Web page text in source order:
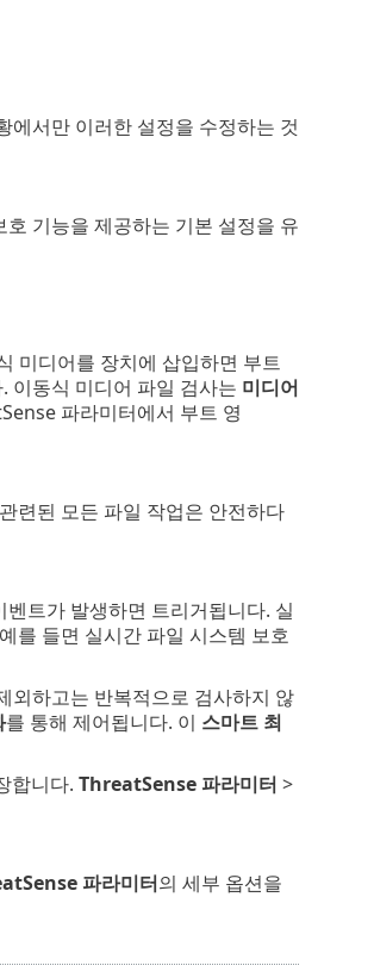
에서만 이러한 설정을 수정하는 것
기능을 제공하는 기본 설정을 유
미디어를 장치에 삽입하면 부트
이동식 미디어 파일 검사는 미디어
파라미터에서 부트 영
련된 모든 파일 작업은 안전하다
트가 발생하면 트리거됩니다. 실
를 들면 실시간 파일 시스템 보호
외하고는 반복적으로 검사하지 않
를 통해 제어됩니다. 이 스마트 최
합니다. ThreatSense 파라미터 >
파라미터의 세부 옵션을